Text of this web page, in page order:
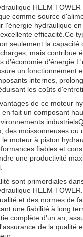
HELM
comme source
l'énergie hydraulique
efficacité.Ce
seulement la capacité
mais contribue
d'économie
un fonctionnement
internes,
les coûts
de ce moteur
fait un composant
des moissonneuses ou
moteur à piston
fiables et
une productivité
sont primordiales
HELM
et des normes de
une fiabilité à long
complète d'un an,
de la qualité